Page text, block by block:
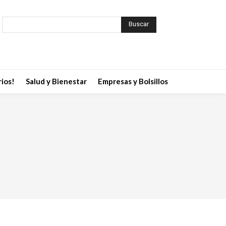
Buscar
Salud y Bienestar Empresas y Bolsillos